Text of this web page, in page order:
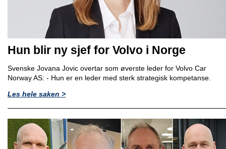
Hun blir ny sjef for Volvo i Norge
Svenske Jovana Jovic overtar som øverste leder for Volvo Car
Norway AS: - Hun er en leder med sterk strategisk kompetanse.
Les hele saken >